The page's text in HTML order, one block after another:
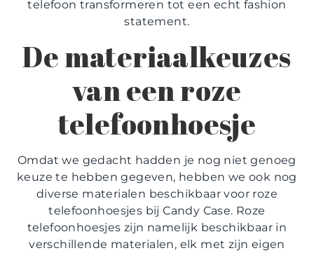
telefoon transformeren tot een echt fashion
statement.
De materiaalkeuzes
van een roze
telefoonhoesje
Omdat we gedacht hadden je nog niet genoeg
keuze te hebben gegeven, hebben we ook nog
diverse materialen beschikbaar voor roze
telefoonhoesjes bij Candy Case. Roze
telefoonhoesjes zijn namelijk beschikbaar in
verschillende materialen, elk met zijn eigen